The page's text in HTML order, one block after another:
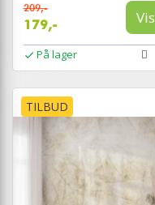
209,-
179,- Vis
På lager
TILBUD